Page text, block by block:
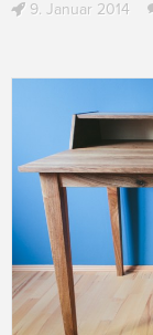
9. Januar 2014